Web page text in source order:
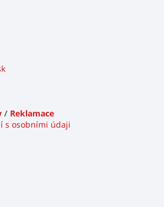
/ Reklamace
s osobními údaji